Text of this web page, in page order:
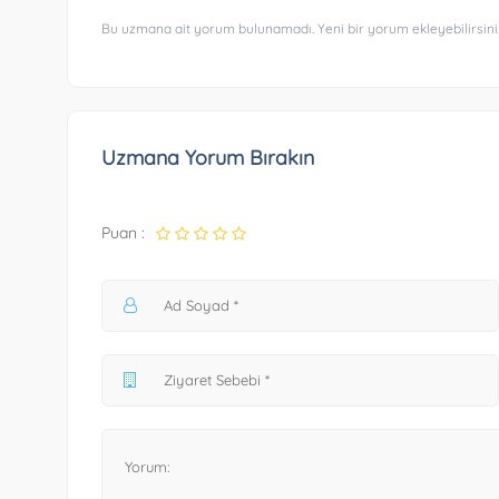
Bu uzmana ait yorum bulunamadı. Yeni bir yorum
Uzmana Yorum Bırakın
Puan :